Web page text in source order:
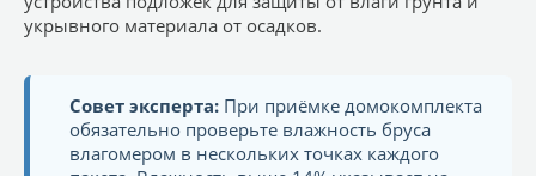
укрывного материала от осадков.
Совет эксперта: При приёмке домокомплекта
обязательно проверьте влажность бруса
влагомером в нескольких точках каждого